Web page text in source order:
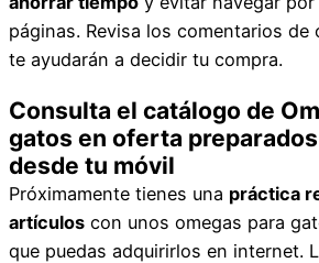
páginas. Revisa los comentarios de
te ayudarán a decidir tu compra.
Consulta el catálogo de
gatos en oferta
desde tu móvil
Próximamente tienes una práctica
artículos con unos omegas para
que puedas adquirirlos en internet.